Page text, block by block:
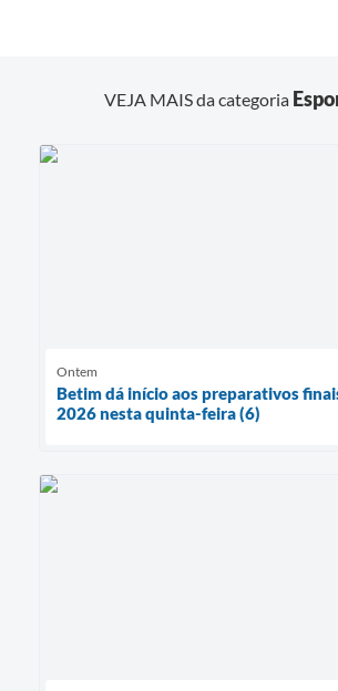
VEJA MAIS da categoria
Ontem
Betim dá início aos preparativos
2026 nesta quinta-feira (6)